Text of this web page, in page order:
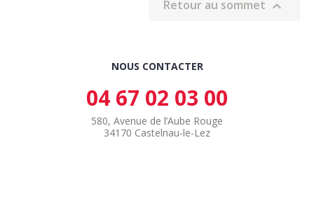
Retour au sommet 
NOUS CONTACTER
04 67 02 03 00
580, Avenue de l’Aube Rouge
34170 Castelnau-le-Lez